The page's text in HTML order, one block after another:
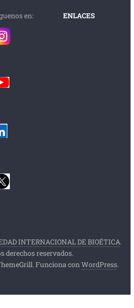
en: ENLACES
INTERNACIONAL DE BIOÉTICA.
derechos reservados.
Funciona con WordPress.